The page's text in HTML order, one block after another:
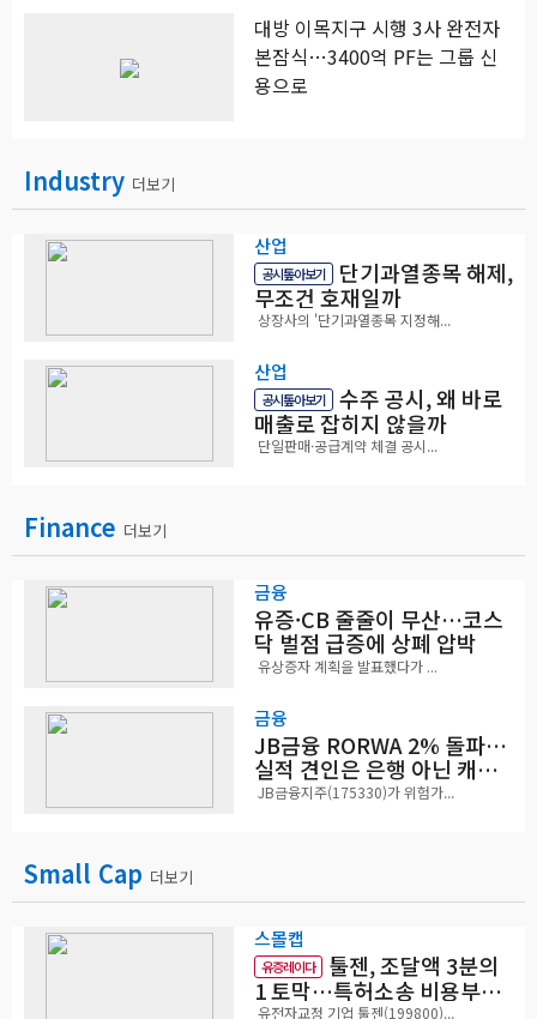
대방 이목지구 시행 3사 완전자
본잠식…3400억 PF는 그룹 신
용으로
Industry 더보기
산업
공시톺아보기 단기과열종목 해제,
무조건 호재일까
상장사의 '단기과열종목 지정해...
산업
공시톺아보기 수주 공시, 왜 바로
매출로 잡히지 않을까
단일판매·공급계약 체결 공시...
Finance 더보기
금융
유증·CB 줄줄이 무산…코스
닥 벌점 급증에 상폐 압박
유상증자 계획을 발표했다가 ...
금융
JB금융 RORWA 2% 돌파…
실적 견인은 은행 아닌 캐피
탈
JB금융지주(175330)가 위험가...
Small Cap 더보기
스몰캡
유증레이다 툴젠, 조달액 3분의
1 토막…특허소송 비용부터
유전자교정 기업 툴젠(199800)...